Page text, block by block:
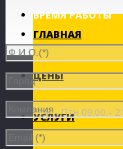
ВРЕМЯ РАБОТЫ
Пон - Птн 09:00 -
ГЛАВНАЯ
ЦЕНЫ
УСЛУГИ